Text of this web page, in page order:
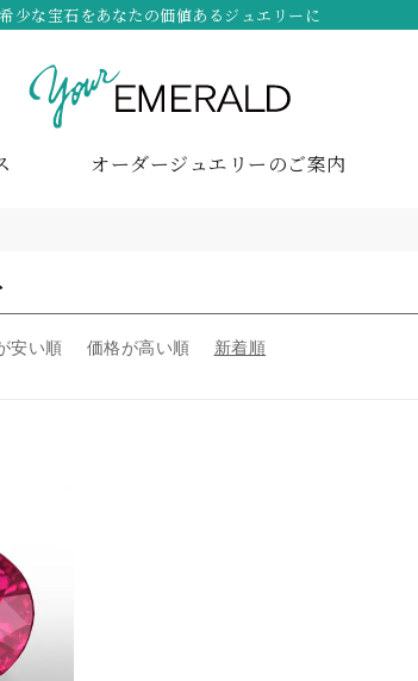
オーダージュエリーのご案内
希少な宝石をあなたの価値あるジュエリーに
安い順 価格が高い順 新着順